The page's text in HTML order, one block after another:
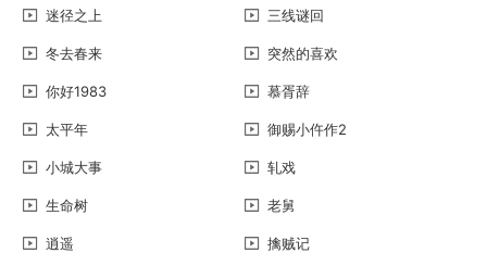
迷径之上 三线谜回
冬去春来 突然的喜欢
你好1983 慕胥辞
太平年 御赐小仵作2
小城大事 轧戏
生命树 老舅
逍遥 擒贼记